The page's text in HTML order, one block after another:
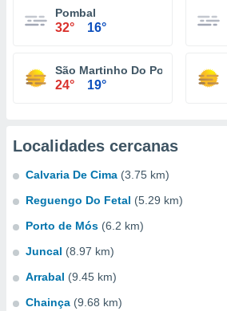
Pombal
32° 16°
São Martinho Do Porto
24° 19°
Localidades cercanas
Calvaria De Cima (3.75 km)
Reguengo Do Fetal (5.29 km)
Porto de Mós (6.2 km)
Juncal (8.97 km)
Arrabal (9.45 km)
Chainça (9.68 km)